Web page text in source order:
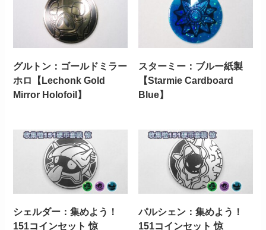
グルトン：ゴールドミラー
ホロ【Lechonk Gold
Mirror Holofoil】
スターミー：ブルー紙製
【Starmie Cardboard
Blue】
シェルダー：集めよう！
151コインセット 惊
パルシェン：集めよう！
151コインセット 惊